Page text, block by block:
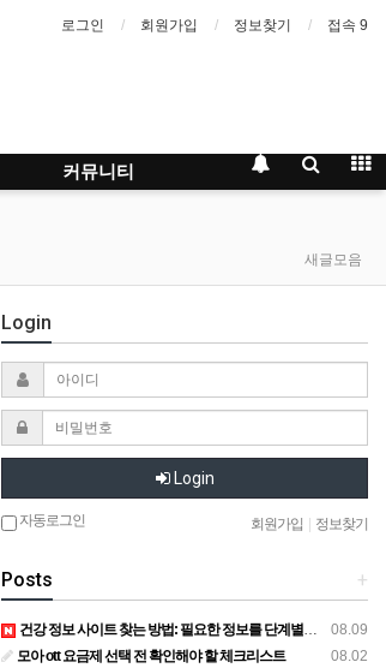
로그인 회원가입 정보찾기 접속 9
커뮤니티
새글모음
Login
Login
자동로그인 회원가입 정보찾기
+
Posts
08.09
건강 정보 사이트 찾는 방법: 필요한 정보를 단계별로 확인하는 가이드
08.02
모아 ott 요금제 선택 전 확인해야 할 체크리스트